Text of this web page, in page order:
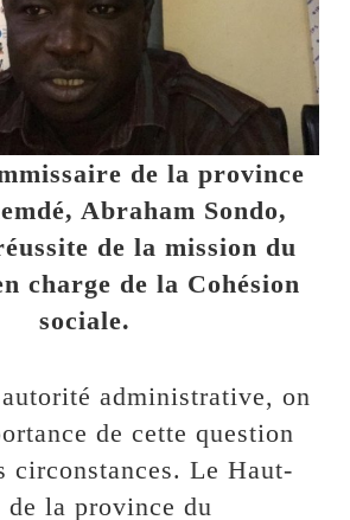
de la province
Abraham Sondo,
de la mission du
charge de la Cohésion
sociale.
administrative, on
de cette question
circonstances. Le Haut-
de la province du